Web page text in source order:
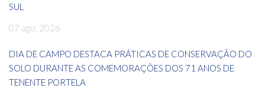
SUL
07 ago, 2026
DIA DE CAMPO DESTACA PRÁTICAS DE CONSERVAÇÃO DO
SOLO DURANTE AS COMEMORAÇÕES DOS 71 ANOS DE
TENENTE PORTELA